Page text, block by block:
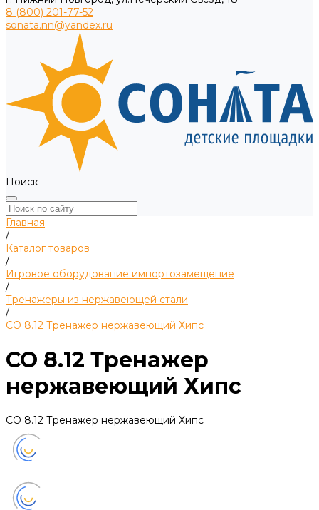
8 (800) 201-77-52
sonata.nn@yandex.ru
Поиск
Главная
/
Каталог товаров
/
Игровое оборудование импортозамещение
/
Тренажеры из нержавеющей стали
/
СО 8.12 Тренажер нержавеющий Хипс
СО 8.12 Тренажер
нержавеющий Хипс
СО 8.12 Тренажер нержавеющий Хипс